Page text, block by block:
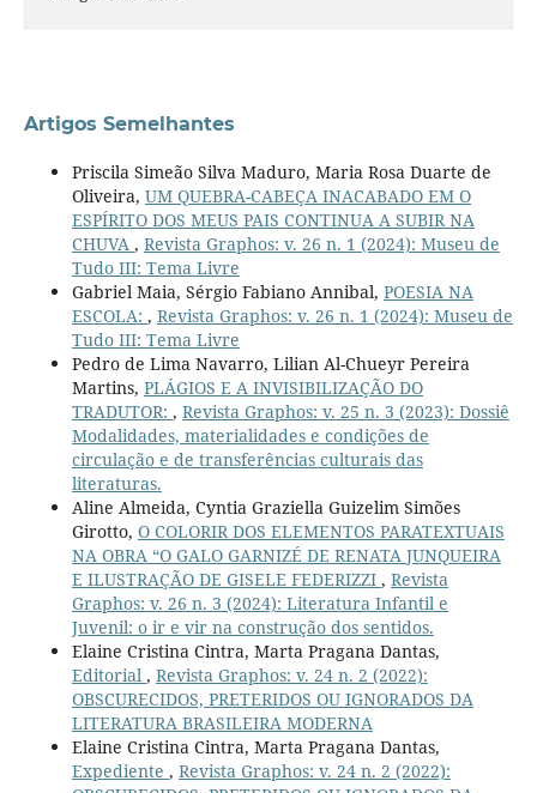
Artigos Semelhantes
Priscila Simeão Silva Maduro, Maria Rosa Duarte de
Oliveira, UM QUEBRA-CABEÇA INACABADO EM O
ESPÍRITO DOS MEUS PAIS CONTINUA A SUBIR NA
CHUVA , Revista Graphos: v. 26 n. 1 (2024): Museu de
Tudo III: Tema Livre
Gabriel Maia, Sérgio Fabiano Annibal, POESIA NA
ESCOLA: , Revista Graphos: v. 26 n. 1 (2024): Museu de
Tudo III: Tema Livre
Pedro de Lima Navarro, Lilian Al-Chueyr Pereira
Martins, PLÁGIOS E A INVISIBILIZAÇÃO DO
TRADUTOR: , Revista Graphos: v. 25 n. 3 (2023): Dossiê
Modalidades, materialidades e condições de
circulação e de transferências culturais das
literaturas.
Aline Almeida, Cyntia Graziella Guizelim Simões
Girotto, O COLORIR DOS ELEMENTOS PARATEXTUAIS
NA OBRA “O GALO GARNIZÉ DE RENATA JUNQUEIRA
E ILUSTRAÇÃO DE GISELE FEDERIZZI , Revista
Graphos: v. 26 n. 3 (2024): Literatura Infantil e
Juvenil: o ir e vir na construção dos sentidos.
Elaine Cristina Cintra, Marta Pragana Dantas,
Editorial , Revista Graphos: v. 24 n. 2 (2022):
OBSCURECIDOS, PRETERIDOS OU IGNORADOS DA
LITERATURA BRASILEIRA MODERNA
Elaine Cristina Cintra, Marta Pragana Dantas,
Expediente , Revista Graphos: v. 24 n. 2 (2022):